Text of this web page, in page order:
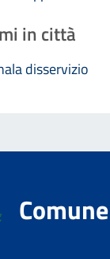
in città
disservizio